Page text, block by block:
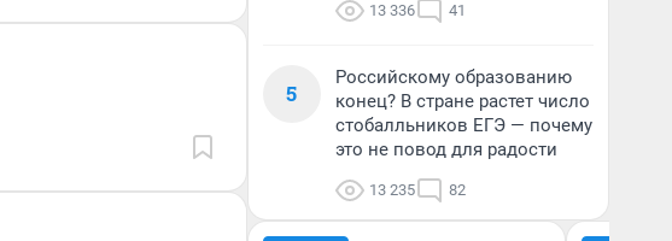
13 336 41
5
Российскому образованию
конец? В стране растет число
стобалльников ЕГЭ — почему
это не повод для радости
13 235 82